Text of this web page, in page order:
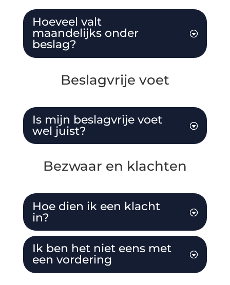
Hoeveel valt
maandelijks onder
beslag?
Beslagvrije voet
Is mijn beslagvrije voet
wel juist?
Bezwaar en klachten
Hoe dien ik een klacht
in?
Ik ben het niet eens met
een vordering